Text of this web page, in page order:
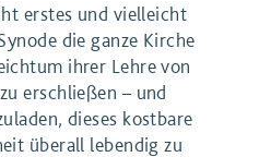
erstes und vielleicht
die ganze Kirche
ihrer Lehre von
erschließen – und
dieses kostbare
überall lebendig zu